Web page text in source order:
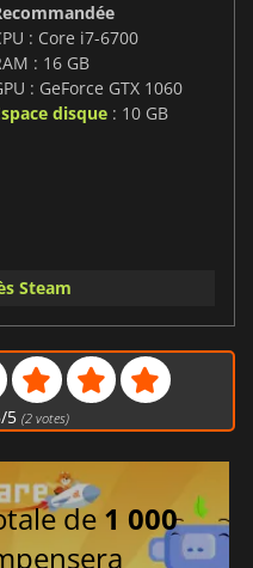
: Core i7-6700
: 16 GB
: GeForce GTX 1060
disque : 10 GB
Steam
/5 (2votes)
de 1 000